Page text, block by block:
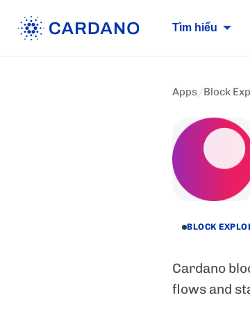
Tìm hiểu
Apps/Block
BLOCK
Cardano
flows and